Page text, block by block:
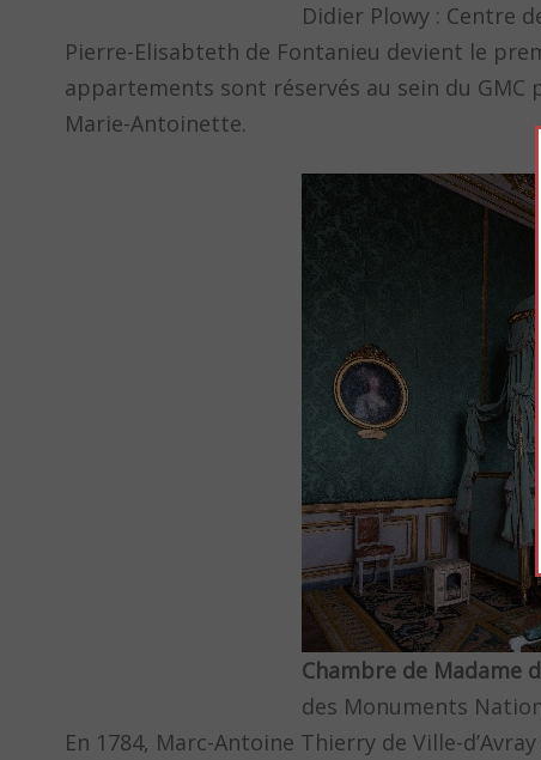
Didier Plowy : Centre
Pierre-Elisabteth de Fontanieu devient le
appartements sont réservés au sein du
Marie-Antoinette.
Chambre de Madame
des Monuments
En 1784, Marc-Antoine Thierry de Ville-